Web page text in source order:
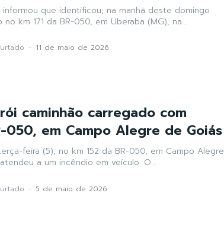
informou que identificou, na manhã deste domingo
no km 171 da BR-050, em Uberaba (MG), na...
- 11 de maio de 2026
caminhão carregado com
050, em Campo Alegre de Goiás
feira (5), no km 152 da BR-050, em Campo Alegre
a um incêndio em veículo. O...
- 5 de maio de 2026